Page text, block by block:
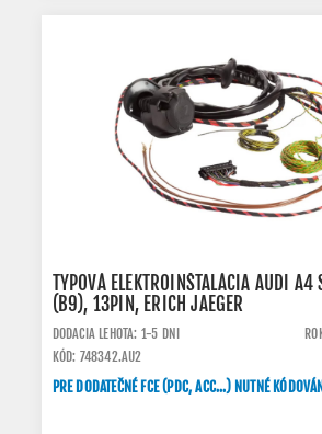
TYPOVÁ ELEKTROINŠTALÁCIA AUDI
(B9), 13PIN, ERICH JAEGER
DODACIA LEHOTA: 1-5 DNI
KÓD: 748342.AU2
PRE DODATEČNÉ FCE (PDC, ACC...) NUTNÉ KÓDOVÁNÍ